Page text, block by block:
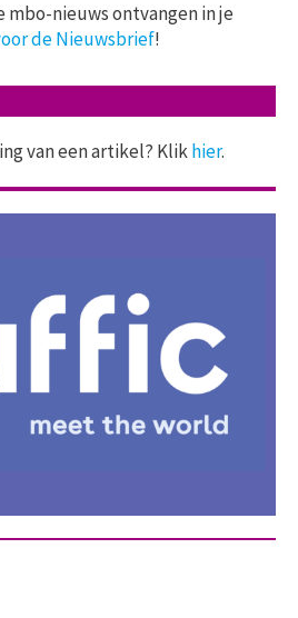
nieuws ontvangen in je
de Nieuwsbrief!
van een artikel? Klikhier.